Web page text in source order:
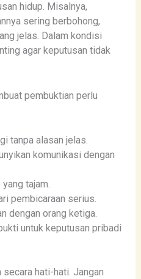
hidup. Misalnya,
sering berbohong,
jelas. Dalam kondisi
agar keputusan tidak
pembuktian perlu
tanpa alasan jelas.
komunikasi dengan
tajam.
pembicaraan serius.
dengan orang ketiga.
untuk keputusan pribadi
hati-hati. Jangan